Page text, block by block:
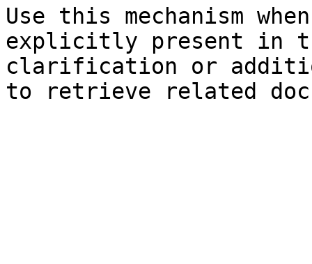
Use this mechanism
explicitly present in
clarification or